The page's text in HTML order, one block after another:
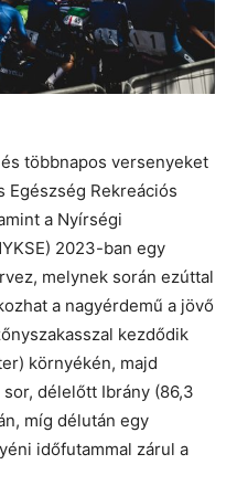
többnapos versenyeket
Egészség Rekreációs
a Nyírségi
2023-ban egy
melynek során ezúttal
a nagyérdemű a jövő
kezdődik
környékén, majd
délelőtt Ibrány (86,3
míg délután egy
időfutammal zárul a